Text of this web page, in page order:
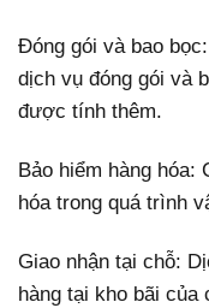
Đóng gói và bao
dịch vụ đóng gói và
được tính thêm.
Bảo hiểm hàng hóa:
hóa trong quá trình
Giao nhận tại chỗ:
hàng tại kho bãi của